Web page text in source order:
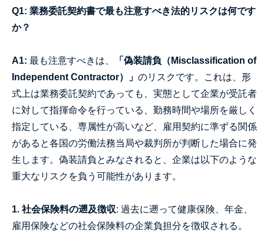
Q1: 業務委託契約書で最も注意すべき法的リスクは何です
か？
A1: 最も注意すべきは、
「偽装請負（Misclassification of
Independent Contractor）」 のリスクです。これは、形
式上は業務委託契約であっても、実態として企業が受託者
に対して指揮命令を行っている、勤務時間や場所を厳しく
指定している、専属性が高いなど、雇用契約に準ずる関係
があると各国の労働法務当局や裁判所が判断した場合に発
生します。偽装請負とみなされると、企業は以下のような
重大なリスクを負う可能性があります。
1. 社会保険料の遡及徴収: 過去に遡って健康保険、年金、
雇用保険などの社会保険料の企業負担分を徴収される。